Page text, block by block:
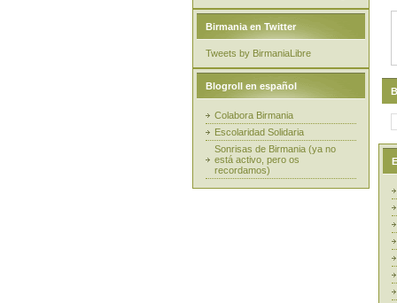
Birmania en Twitter
Tweets by BirmaniaLibre
Blogroll en español
Colabora Birmania
Escolaridad Solidaria
Sonrisas de Birmania (ya no
está activo, pero os
recordamos)